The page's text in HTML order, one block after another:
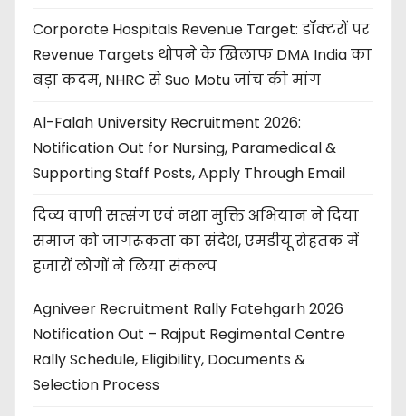
Corporate Hospitals Revenue Target: डॉक्टरों पर
Revenue Targets थोपने के खिलाफ DMA India का
बड़ा कदम, NHRC से Suo Motu जांच की मांग
Al-Falah University Recruitment 2026:
Notification Out for Nursing, Paramedical &
Supporting Staff Posts, Apply Through Email
दिव्य वाणी सत्संग एवं नशा मुक्ति अभियान ने दिया
समाज को जागरूकता का संदेश, एमडीयू रोहतक में
हजारों लोगों ने लिया संकल्प
Agniveer Recruitment Rally Fatehgarh 2026
Notification Out – Rajput Regimental Centre
Rally Schedule, Eligibility, Documents &
Selection Process